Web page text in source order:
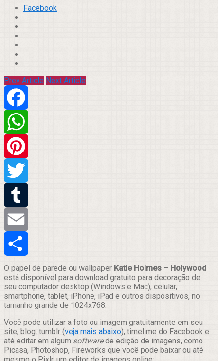
Facebook
Prev Article Next Article
Facebook
WhatsApp
Pinterest
Twitter
Tumblr
Email
Compartilhar
O papel de parede ou wallpaper Katie Holmes – Holywood
está disponível para download gratuito para decoração de
seu computador desktop (Windows e Mac), celular,
smartphone, tablet, iPhone, iPad e outros dispositivos, no
tamanho grande de 1024x768.
Você pode utilizar a foto ou imagem gratuitamente em seu
site, blog, tumblr (veja mais abaixo), timelime do Facebook e
até editar em algum softwarede edição de imagens, como
Picasa, Photoshop, Fireworks que você pode baixar ou até